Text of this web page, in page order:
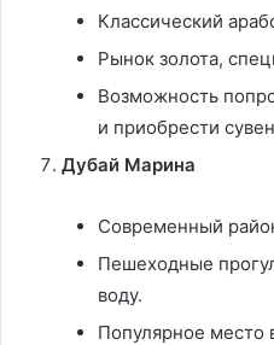
Классический
Рынок золота,
Возможность
и приобрести
Дубай Марина
Современный
Пешеходные
воду.
Популярное место